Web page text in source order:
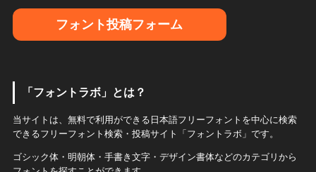
フォント投稿フォーム
「フォントラボ」とは？
当サイトは、無料で利用ができる日本語フリーフォントを中心に検索
できるフリーフォント検索・投稿サイト「フォントラボ」です。
ゴシック体・明朝体・手書き文字・デザイン書体などのカテゴリから